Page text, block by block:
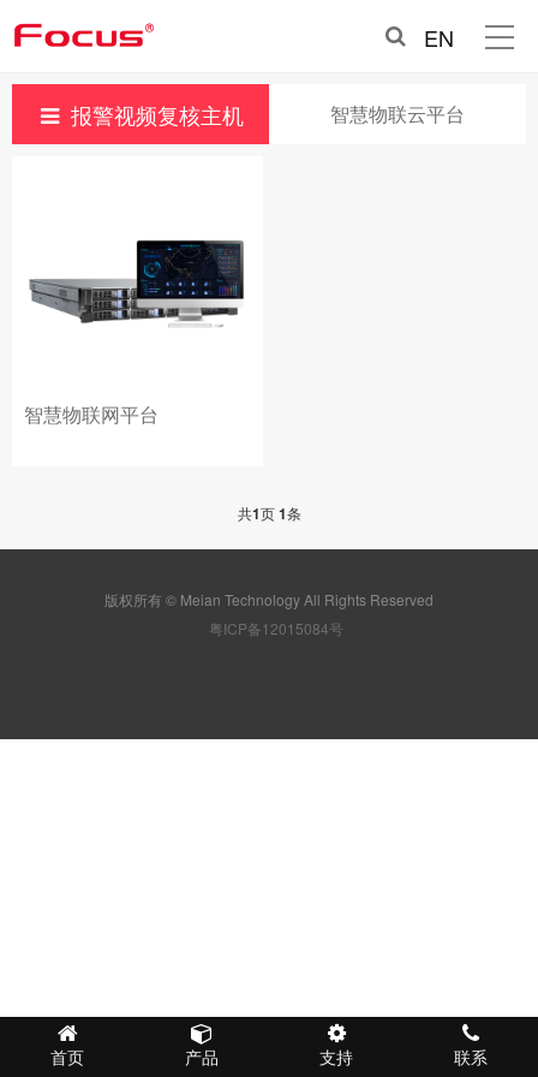
EN
报警视频复核主机 智慧物联云平台
智慧物联网平台
共1页1条
版权所有 © Meian Technology All Rights Reserved
粤ICP备12015084号
首页 产品 支持 联系